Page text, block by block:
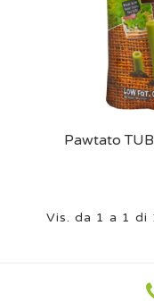
Pawtato
Vis. da 1 a 1 di